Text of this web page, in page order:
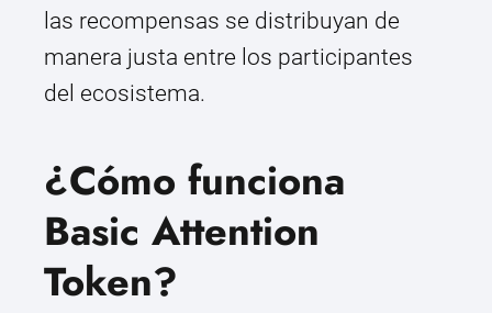
las recompensas se distribuyan de
manera justa entre los participantes
del ecosistema.
¿Cómo funciona
Basic Attention
Token?